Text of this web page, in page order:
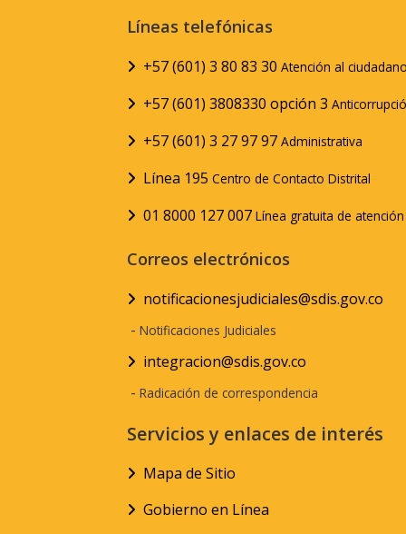
Líneas telefónicas
+57 (601) 3 80 83 30 Atención al
+57 (601) 3808330 opción 3
+57 (601) 3 27 97 97 Administrativa
Línea 195 Centro de Contacto Distrital
01 8000 127 007 Línea gratuita de
Correos electrónicos
notificacionesjudiciales@sdis.gov.co
- Notificaciones Judiciales
integracion@sdis.gov.co
- Radicación de correspondencia
Servicios y enlaces de interés
Mapa de Sitio
Gobierno en Línea